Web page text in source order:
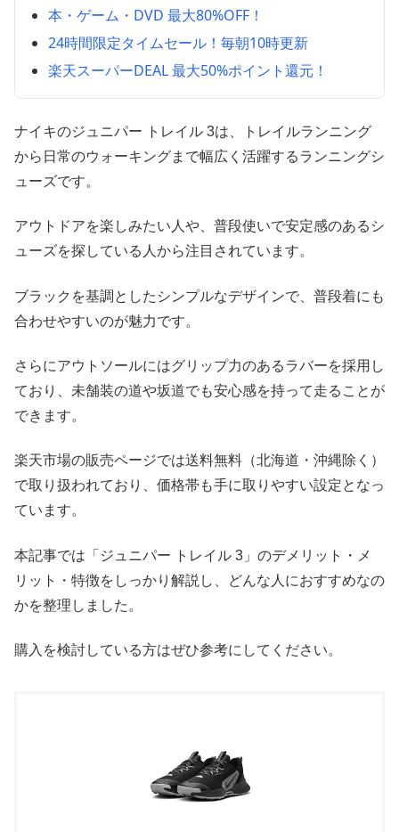
本・ゲーム・DVD 最大80%OFF！
24時間限定タイムセール！毎朝10時更新
楽天スーパーDEAL 最大50%ポイント還元！
ナイキのジュニパー トレイル 3は、トレイルランニング
から日常のウォーキングまで幅広く活躍するランニングシ
ューズです。
アウトドアを楽しみたい人や、普段使いで安定感のあるシ
ューズを探している人から注目されています。
ブラックを基調としたシンプルなデザインで、普段着にも
合わせやすいのが魅力です。
さらにアウトソールにはグリップ力のあるラバーを採用し
ており、未舗装の道や坂道でも安心感を持って走ることが
できます。
楽天市場の販売ページでは送料無料（北海道・沖縄除く）
で取り扱われており、価格帯も手に取りやすい設定となっ
ています。
本記事では「ジュニパー トレイル 3」のデメリット・メ
リット・特徴をしっかり解説し、どんな人におすすめなの
かを整理しました。
購入を検討している方はぜひ参考にしてください。